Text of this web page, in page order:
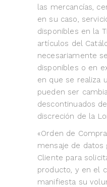
las mercancías,
en su caso,
disponibles en la
artículos del
necesariamente
disponibles o en
en que se realiza
pueden ser
descontinuados
discreción de la
«Orden de
mensaje de datos
Cliente para
producto, y en el
manifiesta su